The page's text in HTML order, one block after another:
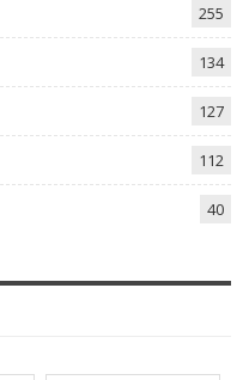
255
134
127
112
40